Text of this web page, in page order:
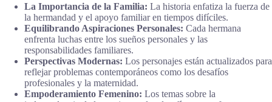
La Importancia de la Familia: La historia enfatiza la fuerza de
la hermandad y el apoyo familiar en tiempos difíciles.
Equilibrando Aspiraciones Personales: Cada hermana
enfrenta luchas entre los sueños personales y las
responsabilidades familiares.
Perspectivas Modernas: Los personajes están actualizados para
reflejar problemas contemporáneos como los desafíos
profesionales y la maternidad.
Empoderamiento Femenino: Los temas sobre la